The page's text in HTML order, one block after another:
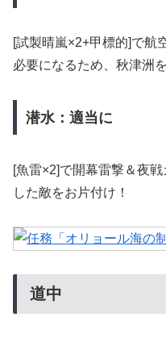
[試製晴嵐×2+甲標的]で航
必要になるため、秋津洲
潜水：適当に
[魚雷×2]で開幕雷撃＆夜
した敵をお片付け！
道中